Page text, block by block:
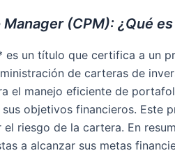
(CPM): ¿Qué
un título que certifica a un
de carteras de
el manejo eficiente de
objetivos financieros.
riesgo de la cartera. En
a alcanzar sus metas